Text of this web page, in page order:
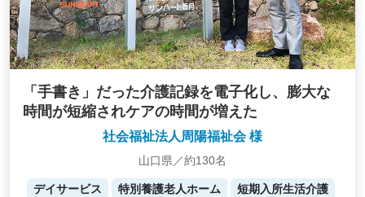
「手書き」だった介護記録を電子化し、膨大な
時間が短縮されケアの時間が増えた
社会福祉法人周陽福祉会 様
山口県／約130名
デイサービス 特別養護老人ホーム 短期入所生活介護